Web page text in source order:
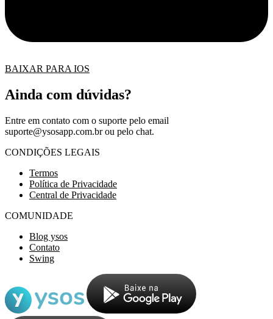
BAIXAR PARA IOS
Ainda com dúvidas?
Entre em contato com o suporte pelo email
suporte@ysosapp.com.brou pelo chat.
CONDIÇÕES LEGAIS
Termos
Política de Privacidade
Central de Privacidade
COMUNIDADE
Blog ysos
Contato
Swing